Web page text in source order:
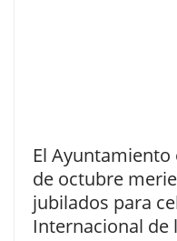
El
de octubre
jubilados para
Internacional de